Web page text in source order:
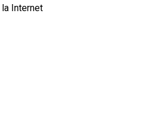
Internet